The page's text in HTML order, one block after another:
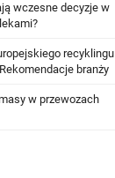
wczesne decyzje w
recyklingu
branży
w przewozach